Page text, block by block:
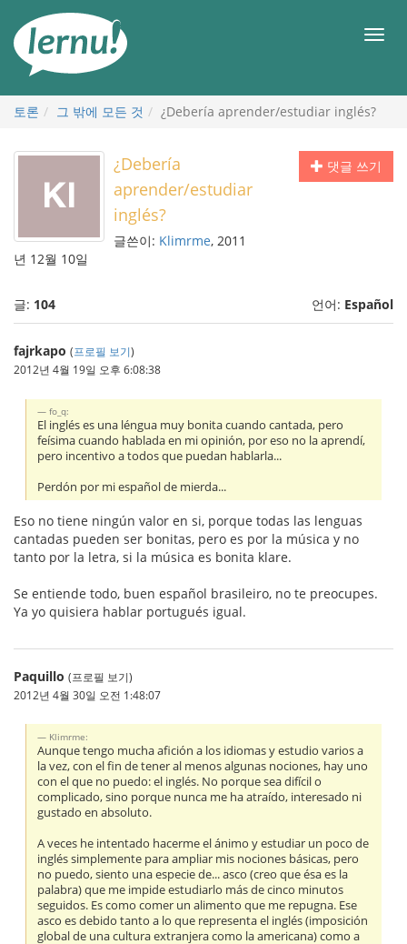
메
토론 그 밖에 모든 것 ¿Debería aprender/estudiar inglés?
댓글 쓰기
¿Debería
aprender/estudiar
inglés?
글쓴이: Klimrme, 2011
년 12월 10일
글: 104 언어: Español
fajrkapo (프로필 보기)
2012년 4월 19일 오후 6:08:38
fo_q:
El inglés es una léngua muy bonita cuando cantada, pero
feísima cuando hablada en mi opinión, por eso no la aprendí,
pero incentivo a todos que puedan hablarla...
Perdón por mi español de mierda...
Eso no tiene ningún valor en si, porque todas las lenguas
cantadas pueden ser bonitas, pero es por la música y no
tanto por la letra, si la música es bonita klare.
Se entiende todo, buen español brasileiro, no te preocupes.
Ya yo quisiera hablar portugués igual.
Paquillo (프로필 보기)
2012년 4월 30일 오전 1:48:07
Klimrme:
Aunque tengo mucha afición a los idiomas y estudio varios a
la vez, con el fin de tener al menos algunas nociones, hay uno
con el que no puedo: el inglés. No porque sea difícil o
complicado, sino porque nunca me ha atraído, interesado ni
gustado en absoluto.
A veces he intentado hacerme el ánimo y estudiar un poco de
inglés simplemente para ampliar mis nociones básicas, pero
no puedo, siento una especie de... asco (creo que ésa es la
palabra) que me impide estudiarlo más de cinco minutos
seguidos. Es como comer un alimento que me repugna. Ese
asco es debido tanto a lo que representa el inglés (imposición
global de una cultura extranjera como la americana) como a